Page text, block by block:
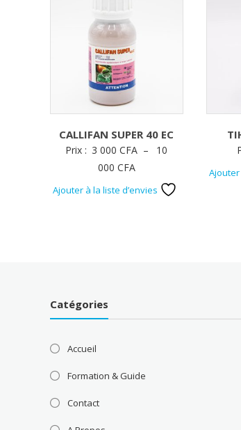
CALLIFAN SUPER 40 EC
Prix : 3 000CFA –
10
000 CFAPlage
Ajouter à la liste d’envies
Ajouter
Catégories
Accueil
Formation & Guide
Contact